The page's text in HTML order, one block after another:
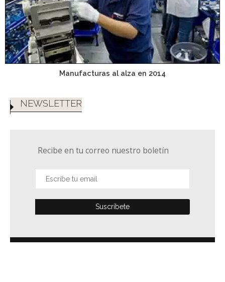
Manufacturas al alza en 2014
NEWSLETTER
Recibe en tu correo nuestro boletín